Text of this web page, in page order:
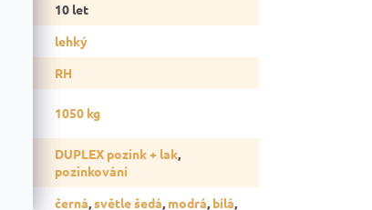
10 let
lehký
RH
1050 kg
DUPLEX pozink + lak,
pozinkování
černá,světle šedá, modrá, bílá,